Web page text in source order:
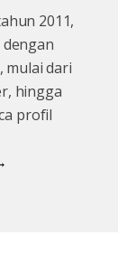
2011,
mulai dari
hingga
profil